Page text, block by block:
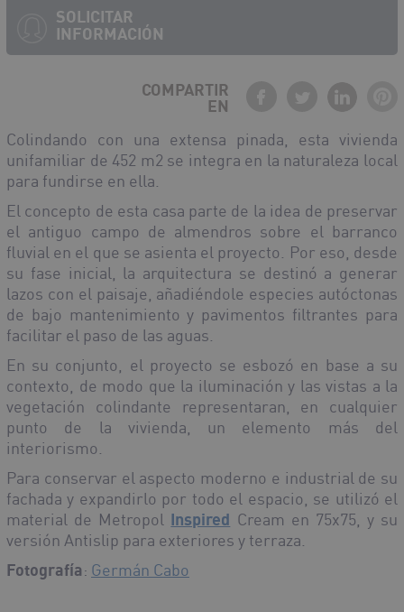
SOLICITAR
INFORMACIÓN
COMPARTIR
EN
Colindando con una extensa pinada, esta vivienda
unifamiliar de 452 m2 se integra en la naturaleza local
para fundirse en ella.
El concepto de esta casa parte de la idea de preservar
el antiguo campo de almendros sobre el barranco
fluvial en el que se asienta el proyecto. Por eso, desde
su fase inicial, la arquitectura se destinó a generar
lazos con el paisaje, añadiéndole especies autóctonas
de bajo mantenimiento y pavimentos filtrantes para
facilitar el paso de las aguas.
En su conjunto, el proyecto se esbozó en base a su
contexto, de modo que la iluminación y las vistas a la
vegetación colindante representaran, en cualquier
punto de la vivienda, un elemento más del
interiorismo.
Para conservar el aspecto moderno e industrial de su
fachada y expandirlo por todo el espacio, se utilizó el
material de Metropol Inspired Cream en 75x75, y su
versión Antislip para exteriores y terraza.
Fotografía: Germán Cabo